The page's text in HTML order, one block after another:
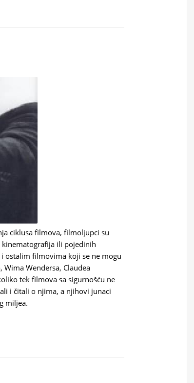
ciklusa filmova, filmoljupci su
ili pojedinih
ostalim filmovima koji se ne mogu
Wendersa, Claudea
tek filmova sa sigurnošću ne
i čitali o njima, a njihovi junaci
miljea.